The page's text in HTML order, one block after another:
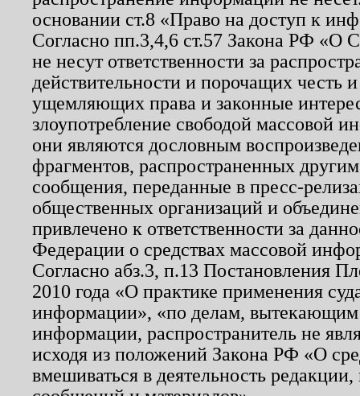
основании ст.8 «Право на доступ к
Согласно пп.3,4,6 ст.57 Закона РФ «О
не несут ответственности за
действительности и порочащих честь
ущемляющих права и законные
злоупотребление свободой массовой
они являются дословным
фрагментов, распространенных
сообщения, переданные в пресс-
общественных организаций и
привлечено к ответственности за
Федерации о средствах массовой
Согласно абз.3, п.13 Постановления
2010 года «О практике применения
информации», «по делам, вытекающим
информации, распространитель не
исходя из положений Закона РФ «О
вмешиваться в деятельность